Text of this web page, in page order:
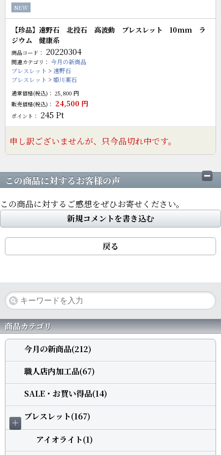
NEW
【珍品】遠野石 北投石 高波動 ブレスレット 10mm ラ
ジウム 健康系
商品コード： 20220304
関連カテゴリ： 今月の新商品
ブレスレット > 遠野石
ブレスレット > 姫川薬石
通常価格(税込)： 25,800 円
販売価格(税込)： 24,500 円
ポイント： 245 Pt
申し訳ございませんが、只今品切れ中です。
この商品に対するお客様の声
この商品に対するご感想をぜひお寄せください。
新規コメントを書き込む
戻る
商品カテゴリ
今月の新商品(212)
職人店内加工品(67)
SALE・お買い得品(14)
＋
ブレスレット(167)
アイオライト(1)